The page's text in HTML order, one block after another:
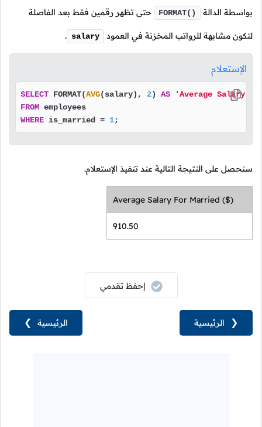
بواسطة الدالة FORMAT() حتى تظهر رقمين فقط بعد الفاصلة
لتكون مشابهة للرواتب المخزنة في العمود salary
.
الإستعلام
SELECT FORMAT(AVG(salary), 2) AS
'Average Salary
FROM
WHERE is_married = 1
سنحصل على النتيجة التالية عند تنفيذ الإستعلام.
Average Salary For Married ($)
910.50
الرئيسية ❯
إحفظ تقدمي
❮ الرئيسية